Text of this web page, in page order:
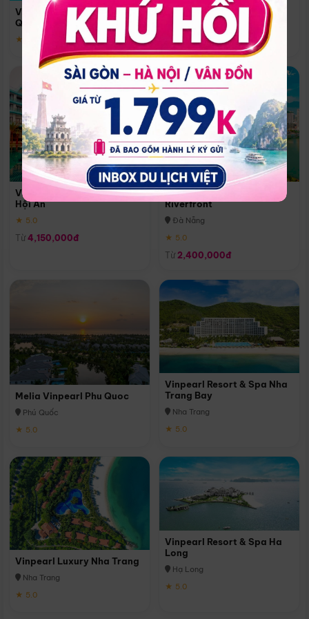
Vinpearl Resort & Spa Phu
Quoc
★ 5.0
Quoc
Phú Quốc
★ 5.0
Vinpearl Resort & Golf Nam
Hội An
★ 5.0
Từ 4,150,000đ
Melia Vinpearl Danang
Riverfront
Đà Nẵng
★ 5.0
Từ 2,400,000đ
Melia Vinpearl Phu Quoc
Phú Quốc
★ 5.0
Vinpearl Resort & Spa Nha
Trang Bay
Nha Trang
★ 5.0
Vinpearl Luxury Nha Trang
Nha Trang
★ 5.0
Vinpearl Resort & Spa Ha
Long
Hạ Long
★ 5.0